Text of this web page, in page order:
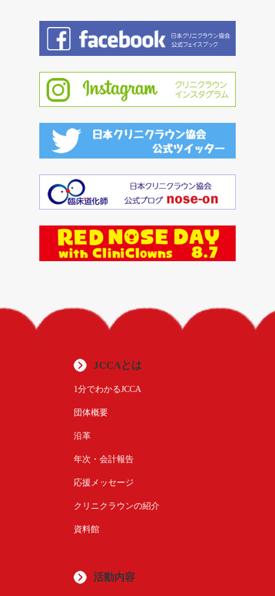
JCCAとは
1分でわかるJCCA
団体概要
沿革
年次・会計報告
応援メッセージ
クリニクラウンの紹介
資料館
活動内容